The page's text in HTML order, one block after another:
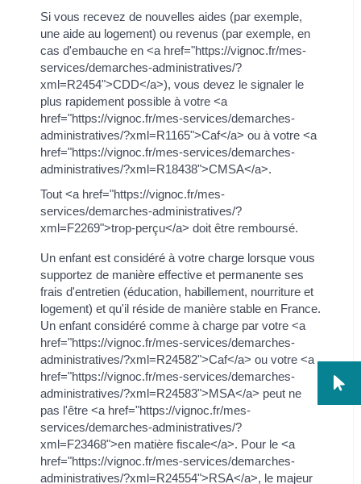
Si vous recevez de nouvelles aides (par exemple,
une aide au logement) ou revenus (par exemple, en
cas d'embauche en <a href="https://vignoc.fr/mes-
services/demarches-administratives/?
xml=R2454">CDD</a>), vous devez le signaler le
plus rapidement possible à votre <a
href="https://vignoc.fr/mes-services/demarches-
administratives/?xml=R1165">Caf</a> ou à votre <a
href="https://vignoc.fr/mes-services/demarches-
administratives/?xml=R18438">CMSA</a>.
Tout <a href="https://vignoc.fr/mes-
services/demarches-administratives/?
xml=F2269">trop-perçu</a> doit être remboursé.
Un enfant est considéré à votre charge lorsque vous
supportez de manière effective et permanente ses
frais d'entretien (éducation, habillement, nourriture et
logement) et qu'il réside de manière stable en France.
Un enfant considéré comme à charge par votre <a
href="https://vignoc.fr/mes-services/demarches-
administratives/?xml=R24582">Caf</a> ou votre <a
href="https://vignoc.fr/mes-services/demarches-
administratives/?xml=R24583">MSA</a> peut ne
pas l'être <a href="https://vignoc.fr/mes-
services/demarches-administratives/?
xml=F23468">en matière fiscale</a>. Pour le <a
href="https://vignoc.fr/mes-services/demarches-
administratives/?xml=R24554">RSA</a>, le majeur